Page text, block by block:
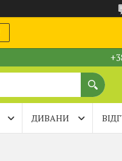
ДИВАНИ